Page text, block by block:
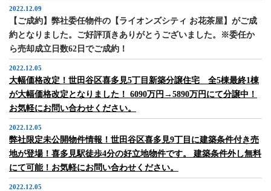
2022.12.09
【ご成約】弊社委任物件の【ライオンズシティ お花茶屋】がご成
約となりました。ご好評頂きありがとうございました。※委任か
ら売却成立日数62日でご成約！
2022.12.05
大幅価格改定！世田谷区喜多見5丁目新築分譲住宅 全5棟最終1棟
が大幅価格改定となりました！ 6090万円→5890万円にて分譲中！
お気軽にお問い合わせください。
2022.12.05
弊社限定未公開物件情報！世田谷区喜多見9丁目に建築条件付き売
地が登場！喜多見駅徒歩4分の好立地物件です。 建築条件外し無料
にて可能！お気軽にお問い合わせください。
2022.12.05